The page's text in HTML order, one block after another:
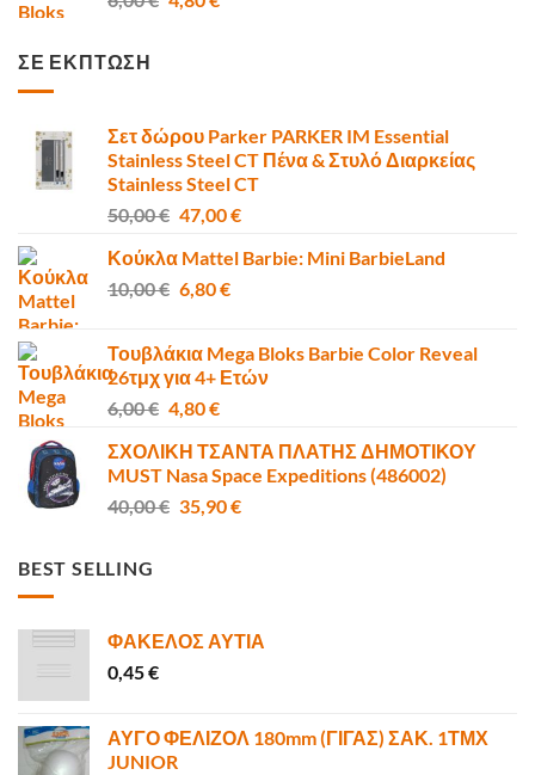
ΣΕ ΕΚΠΤΩΣΗ
Σετ δώρου Parker PARKER IM Essential
Stainless Steel CT Πένα & Στυλό Διαρκείας
Stainless Steel CT
50,00€ Original
was:
50,00 €.
47,00€Η
τιμή
Κούκλα Mattel Barbie: Mini BarbieLand
10,00€ Original
10,00 €.
6,80€Η
είναι:
6,80 €.
Τουβλάκια Mega Bloks Barbie Color Reveal
26τμχ για 4+ Ετών
6,00€ Original
was:
6,00 €.
4,80€Η
τιμή
είναι:
4,80 €.
ΣΧΟΛΙΚΗ ΤΣΑΝΤΑ ΠΛΑΤΗΣ ΔΗΜΟΤΙΚΟΥ
MUST Nasa Space Expeditions (486002)
40,00€ Original
35,90€Η
BEST SELLING
ΦΑΚΕΛΟΣ ΑΥΤΙΑ
0,45€
ΑΥΓΟ ΦΕΛΙΖΟΛ 180mm (ΓΙΓΑΣ) ΣΑΚ. 1ΤΜΧ
JUNIOR